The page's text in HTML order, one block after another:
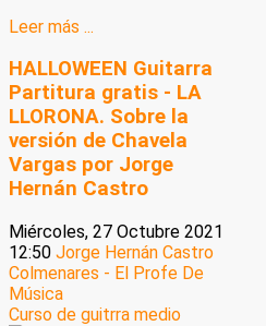
Leer más ...
HALLOWEEN Guitarra
Partitura gratis - LA
LLORONA. Sobre la
versión de Chavela
Vargas por Jorge
Hernán Castro
Miércoles, 27 Octubre 2021
12:50 Jorge Hernán Castro
Colmenares - El Profe De
Música
Curso de guitrra medio